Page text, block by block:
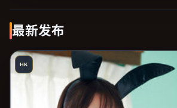
最新发布
HK